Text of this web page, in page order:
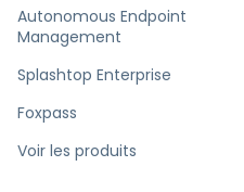
Autonomous Endpoint
Management
Splashtop Enterprise
Foxpass
Voir les produits